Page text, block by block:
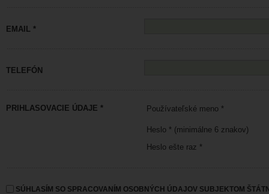
EMAIL *
TELEFÓN
PRIHLASOVACIE ÚDAJE * Používateľské meno *
Heslo * (minimálne 6 znakov)
Heslo ešte raz *
SÚHLASÍM SO SPRACOVANÍM OSOBNÝCH ÚDAJOV SUBJEKTOM